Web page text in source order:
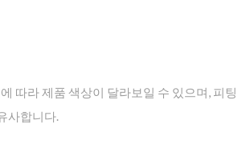
따라 제품 색상이 달라보일 수 있으며, 피팅
사합니다.